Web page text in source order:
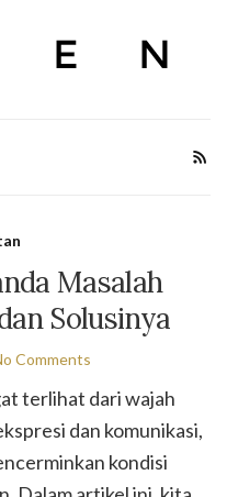
Masalah
Solusinya
Comments
terlihat dari wajah
dan komunikasi,
kondisi